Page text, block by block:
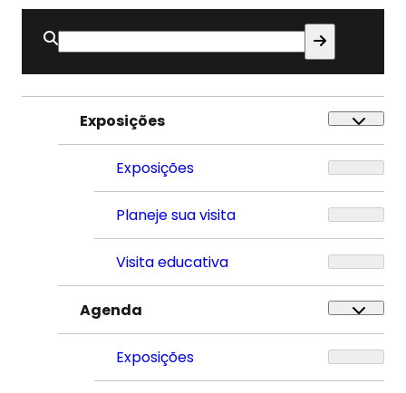
Buscar
por:
Exposições
Exposições
Planeje sua visita
Visita educativa
Agenda
Exposições